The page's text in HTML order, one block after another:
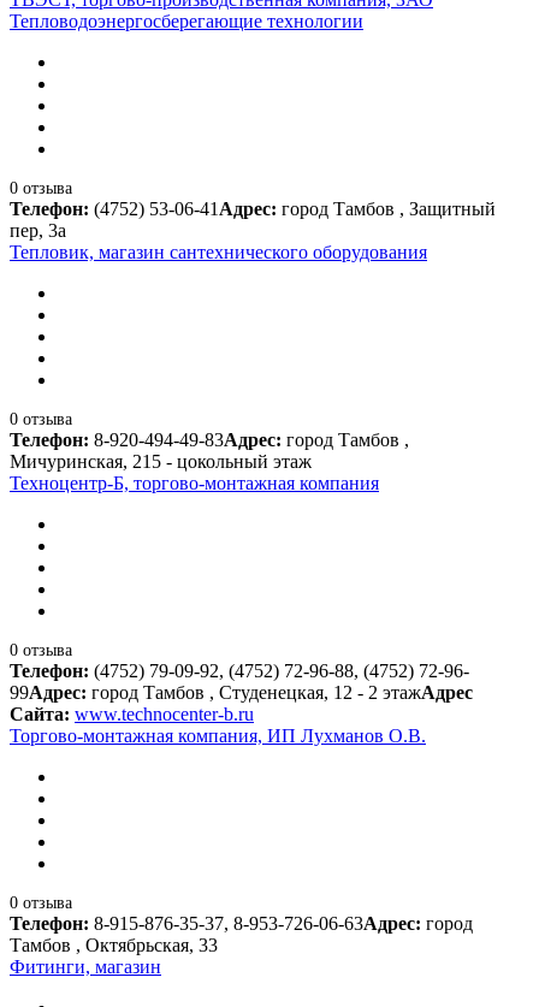
Тепловодоэнергосберегающие технологии
0 отзыва
Телефон: (4752) 53-06-41 Адрес: город Тамбов , Защитный
пер, 3а
Тепловик, магазин сантехнического оборудования
0 отзыва
Телефон: 8-920-494-49-83Адрес: город Тамбов ,
Мичуринская, 215 - цокольный этаж
Техноцентр-Б, торгово-монтажная компания
0 отзыва
Телефон: (4752) 79-09-92, (4752) 72-96-88, (4752) 72-96-
99Адрес: город Тамбов , Студенецкая, 12 - 2 этажАдрес
Сайта: www.technocenter-b.ru
Торгово-монтажная компания, ИП Лухманов О.В.
0 отзыва
Телефон: 8-915-876-35-37, 8-953-726-06-63Адрес: город
Тамбов , Октябрьская, 33
Фитинги, магазин